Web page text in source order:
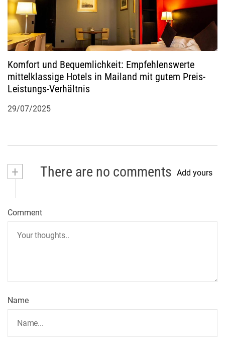
Komfort und Bequemlichkeit: Empfehlenswerte
mittelklassige Hotels in Mailand mit gutem Preis-
Leistungs-Verhältnis
29/07/2025
+ There are no comments Add yours
Comment
Name